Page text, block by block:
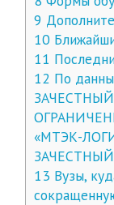
9
10
11
12 По
«МТЭК-
13 Вузы,